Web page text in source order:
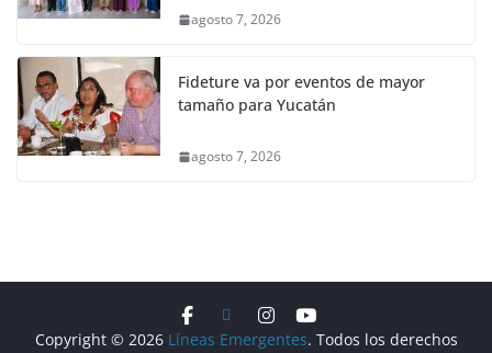
agosto 7, 2026
Fideture va por eventos de mayor
tamaño para Yucatán
agosto 7, 2026
Copyright © 2026 Líneas Emergentes. Todos los derechos